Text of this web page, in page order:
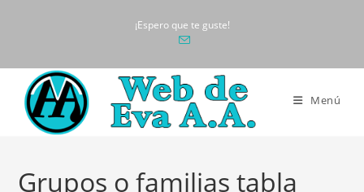
¡Espero que te guste!
Menú
Grupos o familias tabla